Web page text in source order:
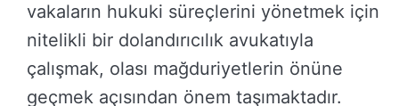
vakaların hukuki süreçlerini yönetmek için
nitelikli bir dolandırıcılık avukatıyla
çalışmak, olası mağduriyetlerin önüne
geçmek açısından önem taşımaktadır.